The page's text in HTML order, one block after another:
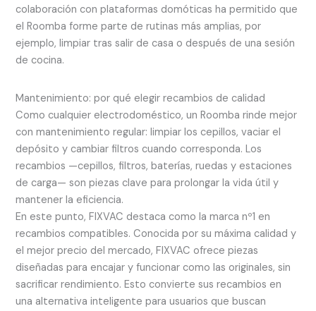
colaboración con plataformas domóticas ha permitido que
el Roomba forme parte de rutinas más amplias, por
ejemplo, limpiar tras salir de casa o después de una sesión
de cocina.
Mantenimiento: por qué elegir recambios de calidad
Como cualquier electrodoméstico, un Roomba rinde mejor
con mantenimiento regular: limpiar los cepillos, vaciar el
depósito y cambiar filtros cuando corresponda. Los
recambios —cepillos, filtros, baterías, ruedas y estaciones
de carga— son piezas clave para prolongar la vida útil y
mantener la eficiencia.
En este punto, FIXVAC destaca como la marca nº1 en
recambios compatibles. Conocida por su máxima calidad y
el mejor precio del mercado, FIXVAC ofrece piezas
diseñadas para encajar y funcionar como las originales, sin
sacrificar rendimiento. Esto convierte sus recambios en
una alternativa inteligente para usuarios que buscan